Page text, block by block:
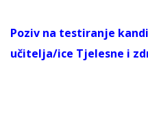
Poziv na testiranje
učitelja/ice Tjelesne i